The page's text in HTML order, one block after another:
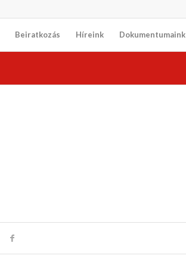
Beiratkozás Híreink Dokumentumaink